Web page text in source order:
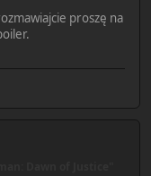
proszę na